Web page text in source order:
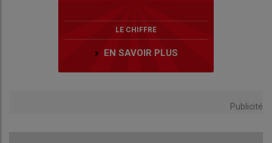
LE CHIFFRE
EN SAVOIR PLUS
Publicité